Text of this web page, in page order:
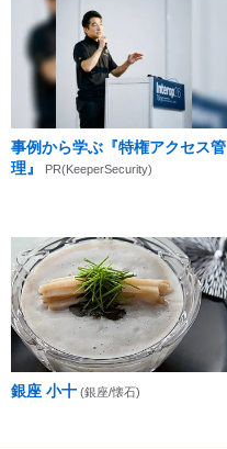
事例から学ぶ『特権アクセス管
理』
PR(KeeperSecurity)
銀座 小十 (銀座/懐石)